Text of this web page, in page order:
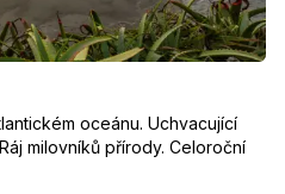
oceánu. Uchvacující
milovníků přírody. Celoroční